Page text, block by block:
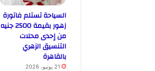
السياحة تستلم فاتورة
زهور بقيمة 2500 جنيه
من إحدى محلات
التنسيق الزهري
بالقاهرة
21 يونيو، 2026